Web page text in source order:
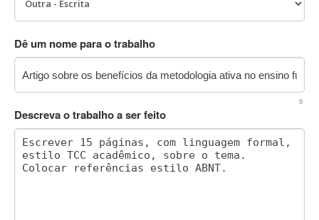
Dê um nome para o trabalho
6
Descreva o trabalho a ser feito